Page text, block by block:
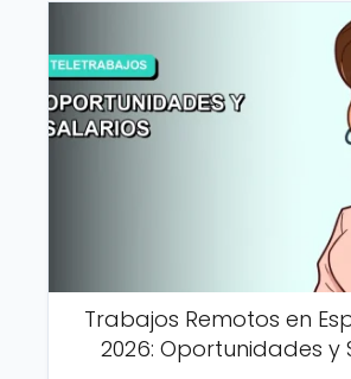
Trabajos Remotos en
2026: Oportunidades y